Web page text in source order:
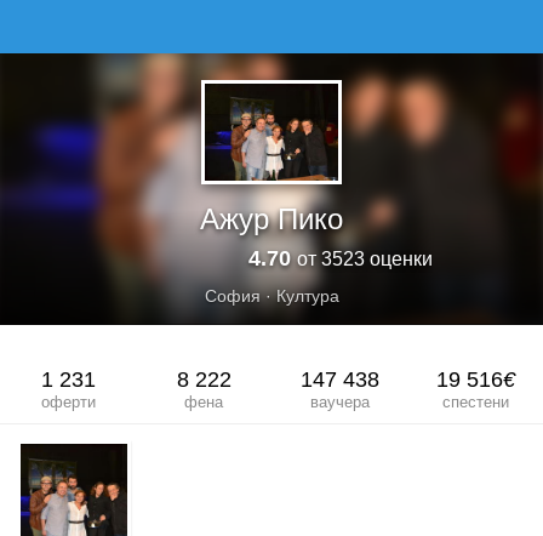
Ажур Пико
4.70от 3523 оценки
София·Култура
1 231
оферти
8 222
фена
147 438
ваучера
19 516€
спестени